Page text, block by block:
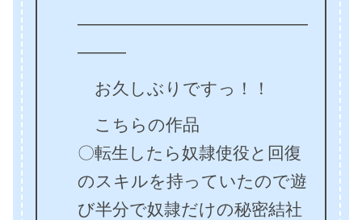
───────────────────
────
お久しぶりですっ！！
こちらの作品
〇転生したら奴隷使役と回復
のスキルを持っていたので遊
び半分で奴隷だけの秘密結社